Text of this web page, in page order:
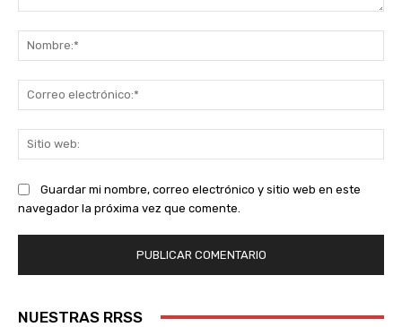
Guardar mi nombre, correo electrónico y sitio web en este
navegador la próxima vez que comente.
NUESTRAS RRSS